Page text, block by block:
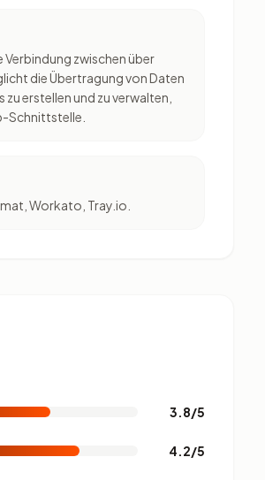
zwischen über
die Übertragung von Daten
erstellen und zu verwalten,
Schnittstelle.
Workato, Tray.io.
3.8/5
4.2/5